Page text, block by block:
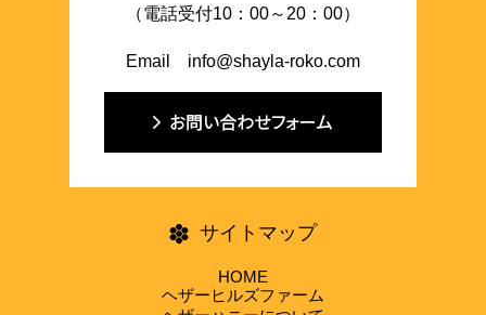
（電話受付10：00～20：00）
Email info@shayla-roko.com
サイトマップ
HOME
ヘザーヒルズファーム